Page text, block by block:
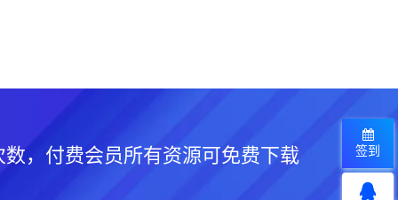
，付费会员所有资源可免费下载 签到